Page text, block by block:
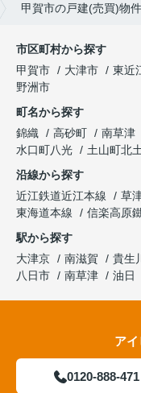
甲賀市の戸建(売買)物
市区町村から探す
甲賀市
大津市 東近
野洲市
町名から探す
錦織
高砂町 南草津
水口町八光
土山町北
沿線から探す
近江鉄道近江本線
草
東海道本線
信楽高原
駅から探す
大津京
南滋賀 貴生川
八日市
南草津 油日
アイ
0120-888-471